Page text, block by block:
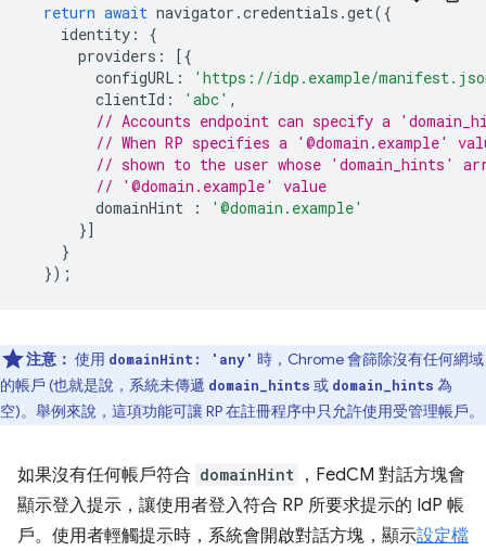
return await navigator .credentials .get({
identity :
{
providers :
[{
configURL :
'https://idp.example/
clientId : 'abc' ,
// Accounts endpoint can specify a
// When RP specifies a '@domain.example'
// shown to the user whose 'domain_hints'
// '@domain.example' value
domainHint
:
'@domain.example'
}]
}
});
注意： 使用 domainHint: 'any' 時，Chrome 會篩除沒有任何網域
的帳戶 (也就是說，系統未傳遞 domain_hints 或 domain_hints 為
空)。舉例來說，這項功能可讓 RP 在註冊程序中只允許使用受管理帳戶。
如果沒有任何帳戶符合 domainHint
，FedCM 對話方塊會
顯示登入提示，讓使用者登入符合 RP 所要求提示的 IdP 帳
戶。使用者輕觸提示時，系統會開啟對話方塊，顯示設定檔